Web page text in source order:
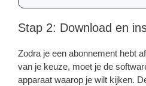
Stap 2: Download en
Zodra je een abonnement hebt
van je keuze, moet je de
apparaat waarop je wilt kijken.